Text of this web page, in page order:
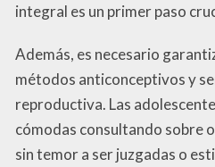
integral es un primer paso
Además, es necesario
métodos anticonceptivos y
reproductiva. Las
cómodas consultando sobre
sin temor a ser juzgadas o